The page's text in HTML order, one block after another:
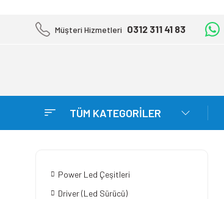
Müşteri Hizmetleri 0312 311 41 83
TÜM KATEGORİLER
Power Led Çeşitleri
Driver (Led Sürücü)